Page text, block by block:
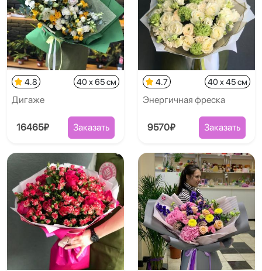
4.8 40 x 65 см
Дигаже
16465₽ Заказать
4.7 40 x 45 см
Энергичная фреска
9570₽ Заказать